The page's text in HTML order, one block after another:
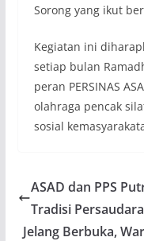
Sorong yang ikut
Kegiatan ini
setiap bulan
peran PERSINAS
olahraga pencak
sosial
ASAD dan PPS
Tradisi
Jelang Berbuka,